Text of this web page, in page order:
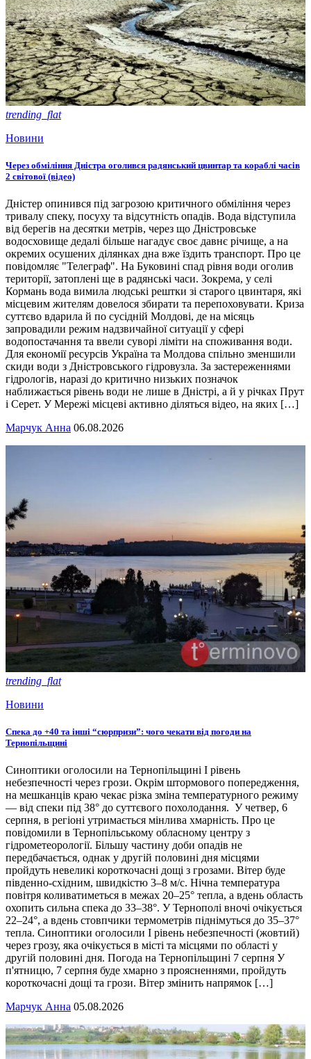
trending_flat
Новини
Через обміління Дністра оголився радянський цвинтар та кораблі часів
2 світової (відео)
Дністер опинився під загрозою критичного обміління через
тривалу спеку, посуху та відсутність опадів. Вода відступила
від берегів на десятки метрів, через що Дністровське
водосховище дедалі більше нагадує своє давнє річище, а на
окремих осушених ділянках дна вже їздить транспорт. Про це
повідомляє "Телеграф". На Буковині спад рівня води оголив
території, затоплені ще в радянські часи. Зокрема, у селі
Кормань вода вимила людські рештки зі старого цвинтаря, які
місцевим жителям довелося збирати та перепоховувати. Криза
суттєво вдарила й по сусідній Молдові, де на місяць
запровадили режим надзвичайної ситуації у сфері
водопостачання та ввели суворі ліміти на споживання води.
Для економії ресурсів Україна та Молдова спільно зменшили
скиди води з Дністровського гідровузла. За застереженнями
гідрологів, наразі до критично низьких позначок
наближається рівень води не лише в Дністрі, а й у річках Прут
і Серет. У Мережі місцеві активно діляться відео, на яких […]
Марчук Анна 06.08.2026
trending_flat
Новини
Спека до +40 та інші “сюрпризи”: чого чекати від погоди на
Тернопільщині
Синоптики оголосили на Тернопільщині І рівень
небезпечності через грози. Окрім штормового попередження,
на мешканців краю чекає різка зміна температурного режиму
— від спеки під 38° до суттєвого похолодання. У четвер, 6
серпня, в регіоні утримається мінлива хмарність. Про це
повідомили в Тернопільському обласному центру з
гідрометеорології. Більшу частину доби опадів не
передбачається, однак у другій половині дня місцями
пройдуть невеликі короткочасні дощі з грозами. Вітер буде
південно-східним, швидкістю 3–8 м/с. Нічна температура
повітря коливатиметься в межах 20–25° тепла, а вдень область
охопить сильна спека до 33–38°. У Тернополі вночі очікується
22–24°, а вдень стовпчики термометрів піднімуться до 35–37°
тепла. Синоптики оголосили І рівень небезпечності (жовтий)
через грозу, яка очікується в місті та місцями по області у
другій половині дня. Погода на Тернопільщині 7 серпня У
п'ятницю, 7 серпня буде хмарно з проясненнями, пройдуть
короткочасні дощі та грози. Вітер змінить напрямок […]
Марчук Анна 05.08.2026